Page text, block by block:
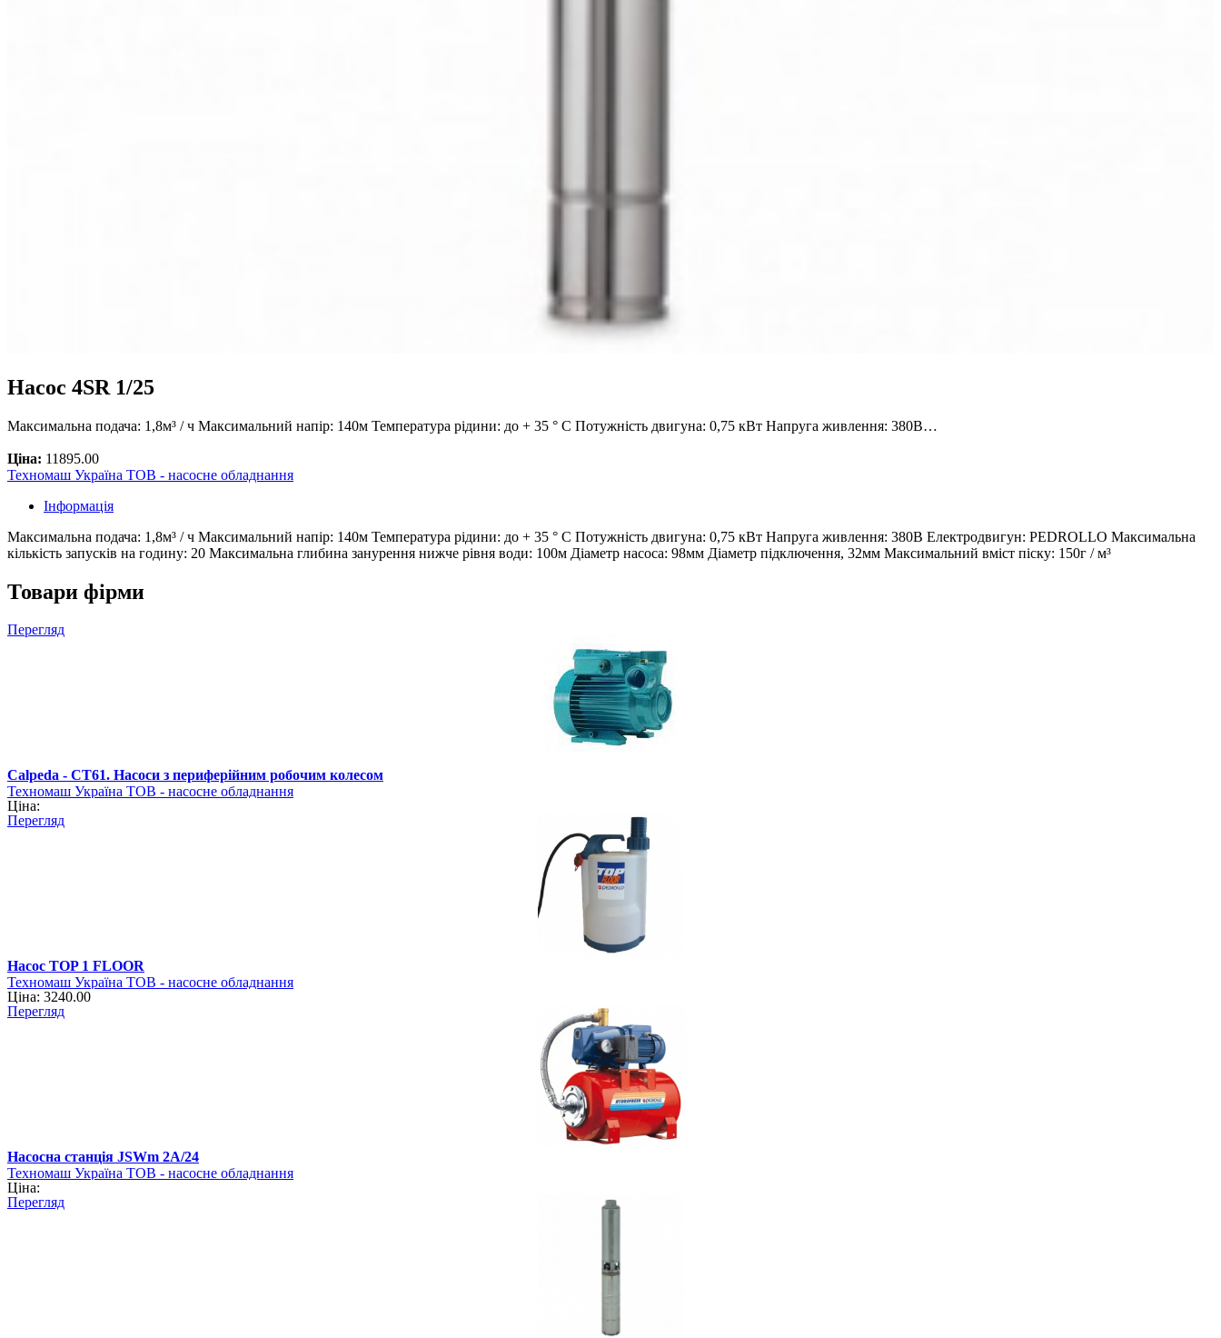
Насос 4SR 1/25
Максимальна подача: 1,8м³ / ч Максимальний напір: 140м Температура рідини: до + 35 ° С Потужність двигуна: 0,75 кВт Напруга живлення: 380В…
Ціна: 11895.00
Техномаш Україна ТОВ - насосне обладнання
Інформація
Максимальна подача: 1,8м³ / ч Максимальний напір: 140м Температура рідини: до + 35 ° С Потужність двигуна: 0,75 кВт Напруга живлення: 380В Електродвигун: PEDROLLO Максимальна
кількість запусків на годину: 20 Максимальна глибина занурення нижче рівня води: 100м Діаметр насоса: 98мм Діаметр підключення, 32мм Максимальний вміст піску: 150г / м³
Товари фірми
Перегляд
Calpeda - CT61. Насоси з периферійним робочим колесом
Техномаш Україна ТОВ - насосне обладнання
Ціна:
Перегляд
Насос TOP 1 FLOOR
Техномаш Україна ТОВ - насосне обладнання
Ціна: 3240.00
Перегляд
Насосна станція JSWm 2A/24
Техномаш Україна ТОВ - насосне обладнання
Ціна:
Перегляд